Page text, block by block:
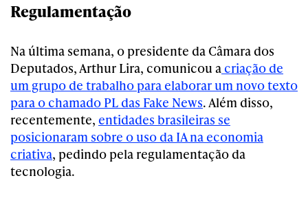
Regulamentação
Na última semana, o presidente da Câmara dos
Deputados, Arthur Lira, comunicou a criação de
um grupo de trabalho para elaborar um novo texto
para o chamado PL das Fake News. Além disso,
recentemente, entidades brasileiras se
posicionaram sobre o uso da IA na economia
criativa, pedindo pela regulamentação da
tecnologia.